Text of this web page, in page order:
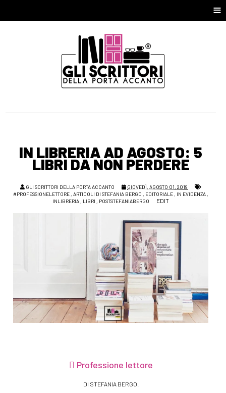
≡
IN LIBRERIA AD AGOSTO: 5
LIBRI DA NON PERDERE
GLI SCRITTORI DELLA PORTA ACCANTO
GIOVEDÌ, AGOSTO 01, 2019
#PROFESSIONELETTORE ,ARTICOLI DI STEFANIA BERGO , EDITORIALE , IN EVIDENZA ,
INLIBRERIA , LIBRI , POSTSTEFANIABERGO EDIT
Professione lettore
DI STEFANIA BERGO.